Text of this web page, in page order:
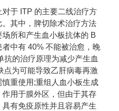
于 ITP 的主要二线治疗方
其中，脾切除术治疗方法
所和产生血小板抗体的 B
中有 40% 不能被治愈，晚
抗的治疗原理为减少产生血
点为可能导致乙肝病毒再激
重使用;重组人血小板生成
用于膜外区，但由于其存
有免疫原性并且容易产生